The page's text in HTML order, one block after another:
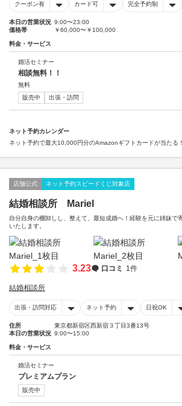
クーポン有 カード可 完全予約制
本日の営業状況 9:00〜23:00
価格帯
￥60,000〜￥100,000
料金・サービス
婚活セミナー
相談無料！！
無料
販売中
出張・訪問
ネット予約カレンダー
ネット予約で最大10,000円分のAmazonギフトカードが当たる！
店舗公式 ネット予約スピードくじ対象店
結婚相談所 Mariel
自分自身の棚卸しし、整えて、最短成婚へ！経験を元に姉妹で
いたします。
3.23 口コミ 1件
結婚相談所
出張・訪問対応 ネット予約 日祝OK
住所
東京都新宿区西新宿３丁目3番13号
本日の営業状況 9:00〜15:00
料金・サービス
婚活セミナー
プレミアムプラン
販売中